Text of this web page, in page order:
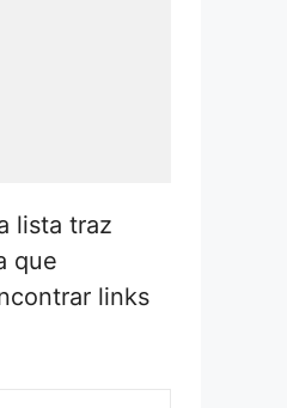
lista traz
que
links